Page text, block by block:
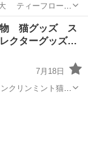
ト
食品サンプル
物 猫グッズ ス
クターグッズ…
7月18日